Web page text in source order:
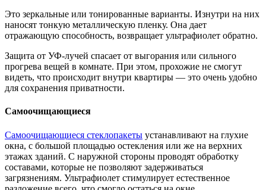
Это зеркальные или тонированные варианты. Изнутри на них
наносят тонкую металлическую пленку. Она дает
отражающую способность, возвращает ультрафиолет обратно.
Защита от УФ-лучей спасает от выгорания или сильного
прогрева вещей в комнате. При этом, прохожие не смогут
видеть, что происходит внутри квартиры — это очень удобно
для сохранения приватности.
Самоочищающиеся
Самоочищающиеся стеклопакеты устанавливают на глухие
окна, с большой площадью остекления или же на верхних
этажах зданий. С наружной стороны проводят обработку
составами, которые не позволяют задерживаться
загрязнениям. Ультрафиолет стимулирует естественное